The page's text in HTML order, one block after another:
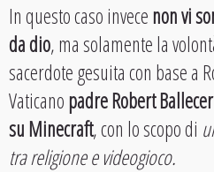
In questo caso invecenon vi
da dio, ma solamente la
sacerdote gesuita con base a
Vaticanopadre Robert Ballecer
su Minecraft, con lo scopo di
tra religione e videogioco.